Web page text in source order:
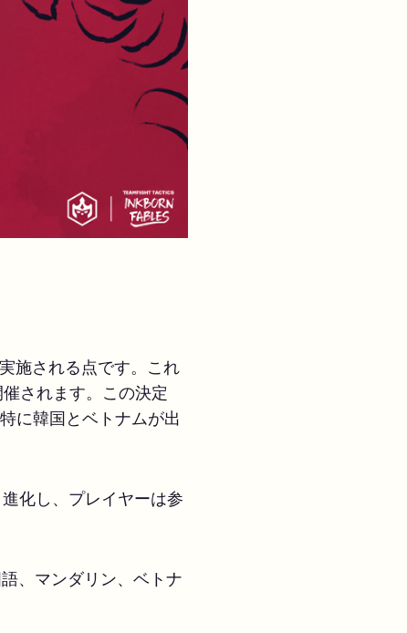
施される点です。これ
されます。この決定
に韓国とベトナムが出
化し、プレイヤーは参
、マンダリン、ベトナ